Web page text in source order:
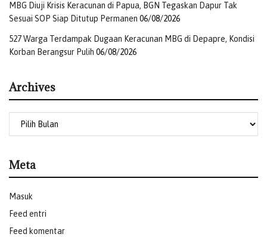
MBG Diuji Krisis Keracunan di Papua, BGN Tegaskan Dapur Tak
Sesuai SOP Siap Ditutup Permanen 06/08/2026
527 Warga Terdampak Dugaan Keracunan MBG di Depapre, Kondisi
Korban Berangsur Pulih 06/08/2026
Archives
Meta
Masuk
Feed entri
Feed komentar